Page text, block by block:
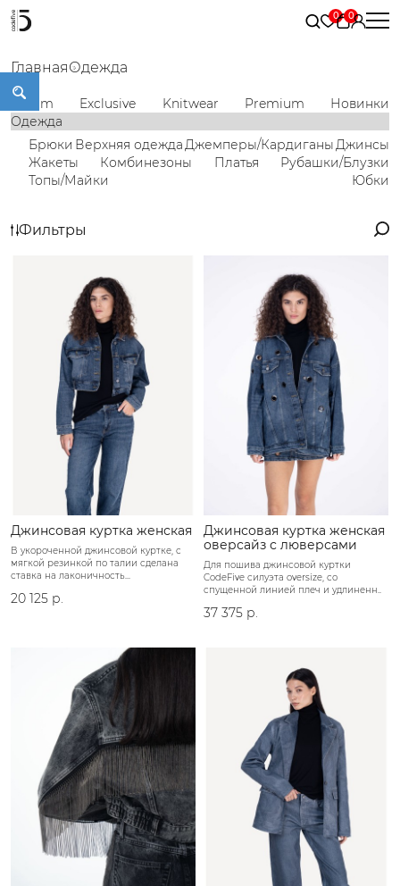
ГлавнаяОдежда
Denim Exclusive Knitwear Premium
Новинки
Одежда
Брюки Верхняя одеждаДжемперы/КардиганыДжинсы
Жакеты
Комбинезоны Платья
Рубашки/Блузки
Топы/Майки
Юбки
Фильтры
Джинсовая куртка женская
В укороченной джинсовой куртке, с
мягкой резинкой по талии сделана
ставка на лаконичность...
20 125 р.
Джинсовая куртка женская
оверсайз с люверсами
Для пошива джинсовой куртки
CodeFive силуэта oversize, со
спущенной линией плеч и удлиненн..
37 375 р.